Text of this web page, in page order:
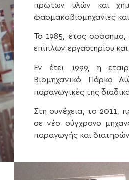
πρώτων υλών και
φαρμακοβιομηχανίες
Το 1985, έτος ορόσημο,
επίπλων εργαστηρίου
Εν έτει 1999, η
Βιομηχανικό Πάρκο
παραγωγικές της
Στη συνέχεια, το 2011,
σε νέο σύγχρονο
παραγωγής και